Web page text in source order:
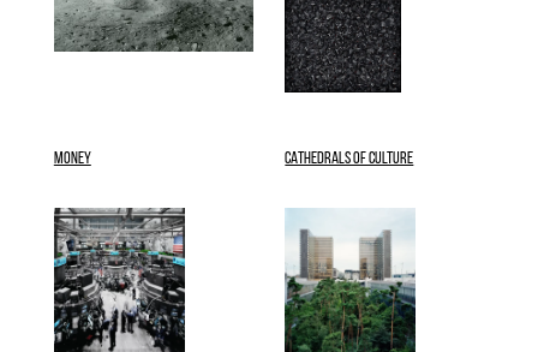
MONEY CATHEDRALS OF CULTURE